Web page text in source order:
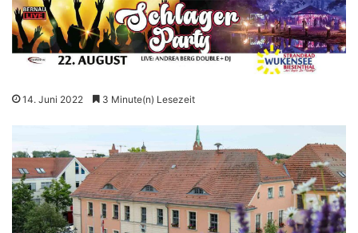
14. Juni 2022 3 Minute(n) Lesezeit